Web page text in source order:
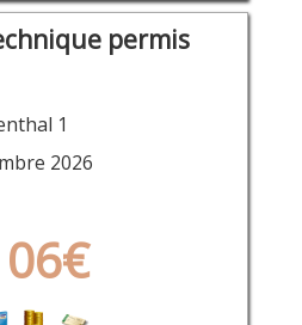
permis
1
2026